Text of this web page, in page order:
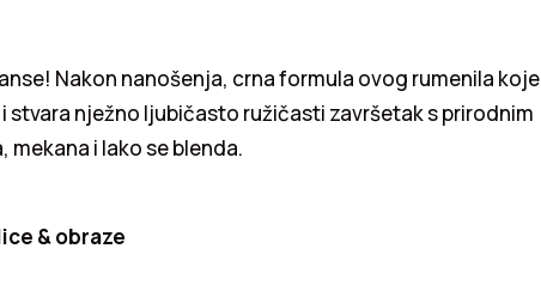
Nakon nanošenja, crna formula ovog rumenila koje
stvara nježno ljubičasto ružičasti završetak s prirodnim
i lako se blenda.
& obraze